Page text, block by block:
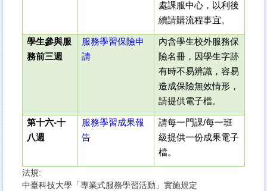
處課服中心，以利後
續請購流程事宜。
學生參與服
務前三週
服務學習保險申
請
內含學生校外服務保
險名冊，因學生字跡
有時不易辨識，容易
造成保險無效情形，
請提供電子檔。
第十六-十
八週
服務學習成果報
告
請每一門課/每一班
級提供一份成果電子
檔。
法規:
中臺科技大學「專業式服務學習活動」實施規定